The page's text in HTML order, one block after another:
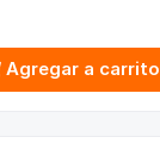
Agregar a carrito